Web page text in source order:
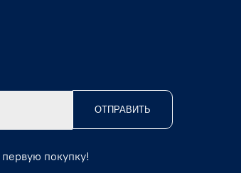
ОТПРАВИТЬ
покупку!